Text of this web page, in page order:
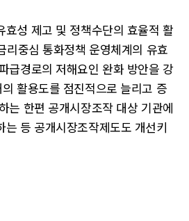
효성 제고 및 정책수단의 효율적 활
리중심 통화정책 운영체계의 유효
급경로의 저해요인 완화 방안을 강
활용도를 점진적으로 늘리고 증
는 한편 공개시장조작 대상 기관에
는 등 공개시장조작제도도 개선키